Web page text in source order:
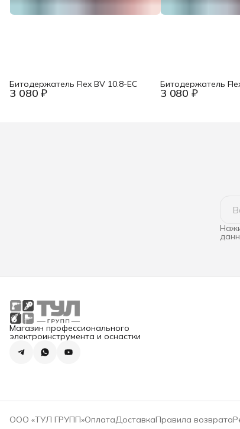
3 080 ₽
Битодержатель Flex BV 10.8-EC
3 080 ₽
Битодержатель
Магазин профессионального
электроинструмента и оснастки
ООО «ТУЛ ГРУПП»ОплатаДоставкаПравила возврата